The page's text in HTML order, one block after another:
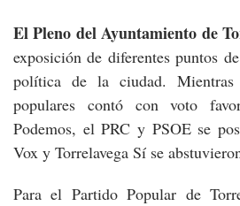
El Pleno del Ayuntamiento de
exposición de diferentes puntos
política de la ciudad.
populares contó con voto
Podemos, el PRC y PSOE se
Vox y Torrelavega Sí se
Para el Partido Popular de